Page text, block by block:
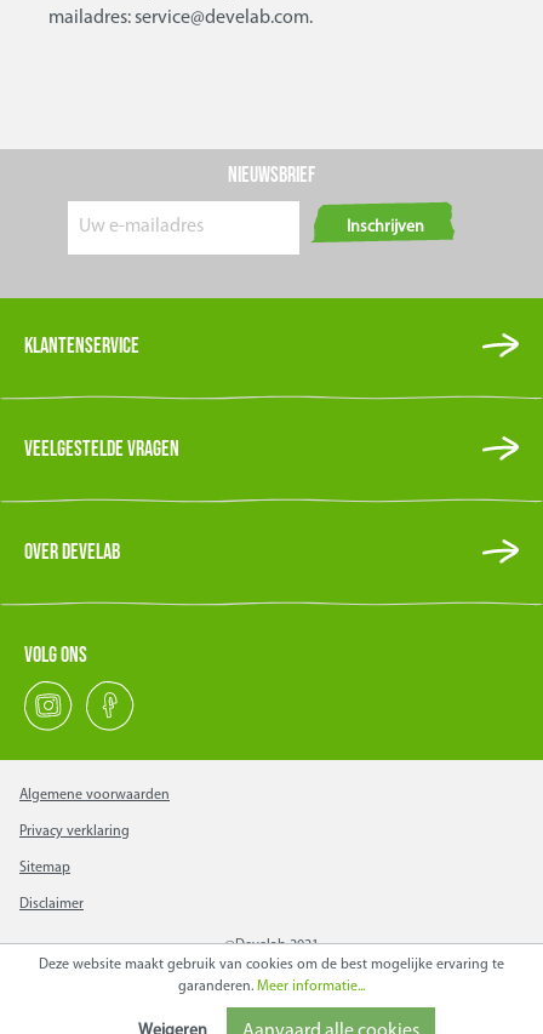
mailadres: service@develab.com.
Nieuwsbrief
Inschrijven
Klantenservice
Veelgestelde vragen
Over Develab
Volg ons
Algemene voorwaarden
Privacy verklaring
Sitemap
Disclaimer
@Develab 2021
Deze website maakt gebruik van cookies om de best mogelijke ervaring te
garanderen. Meer informatie...